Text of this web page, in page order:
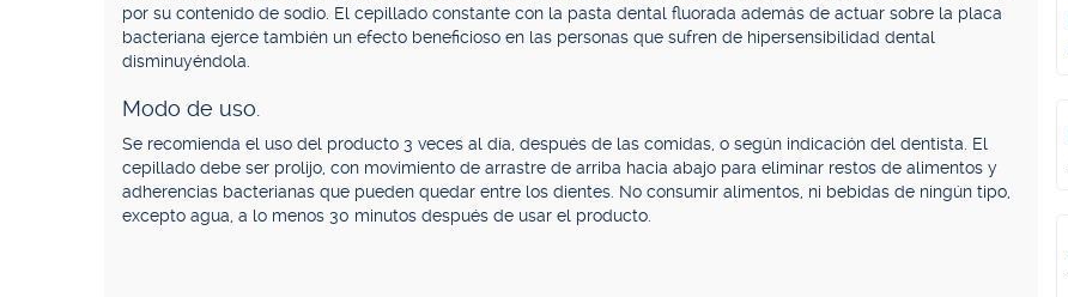
por su contenido de sodio. El cepillado constante con la pasta dental fluorada además de actuar sobre la placa
bacteriana ejerce también un efecto beneficioso en las personas que sufren de hipersensibilidad dental
disminuyéndola.
Modo de uso.
Se recomienda el uso del producto 3 veces al día, después de las comidas, o según indicación del dentista. El
cepillado debe ser prolijo, con movimiento de arrastre de arriba hacia abajo para eliminar restos de alimentos y
adherencias bacterianas que pueden quedar entre los dientes. No consumir alimentos, ni bebidas de ningún tipo,
excepto agua, a lo menos 30 minutos después de usar el producto.